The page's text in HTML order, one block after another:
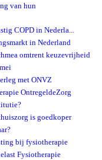
van hun
COPD in Nederla...
in Nederland
omtrent keuzevrijheid
met ONVZ
OntregeldeZorg
is goedkoper
bij fysiotherapie
Fysiotherapie